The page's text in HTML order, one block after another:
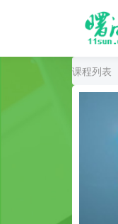
课程列表